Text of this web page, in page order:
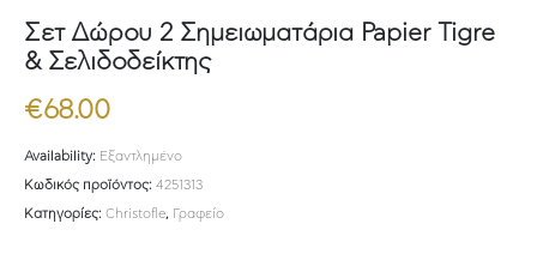
Σετ Δώρου 2 Σημειωματάρια Papier Tigre
& Σελιδοδείκτης
€68.00
Availability: Εξαντλημένο
Κωδικός προϊόντος: 4251313
Κατηγορίες: Christofle, Γραφείο